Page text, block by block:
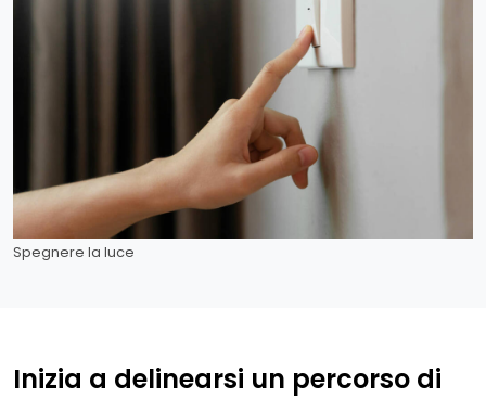
Spegnere la luce
Inizia a delinearsi un percorso di